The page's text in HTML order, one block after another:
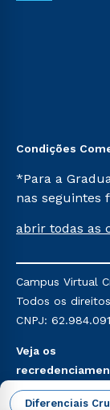
Diferenciais
Condições
*Para a
nas seguintes
Já para as
mencionadas
Religioso,
do Ensino de
abrir todas as
Campus Virtual
Todos os
CNPJ:
Veja os
aqui